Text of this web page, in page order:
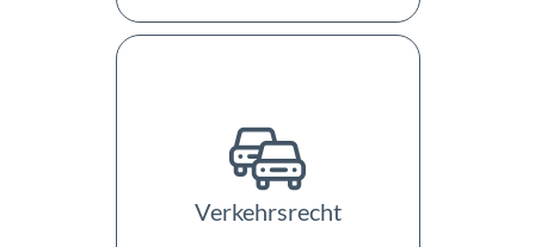
Verkehrsrecht